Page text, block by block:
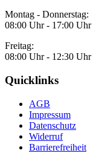
Montag - Donnerstag:
08:00 Uhr - 17:00 Uhr
Freitag:
08:00 Uhr - 12:30 Uhr
Quicklinks
AGB
Impressum
Datenschutz
Widerruf
Barrierefreiheit